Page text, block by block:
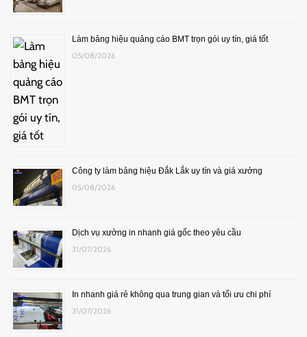
Làm bảng hiệu quảng cáo BMT trọn gói uy tín, giá tốt
05/08/2026
Công ty làm bảng hiệu Đắk Lắk uy tín và giá xưởng
05/08/2026
Dịch vụ xưởng in nhanh giá gốc theo yêu cầu
31/07/2026
In nhanh giá rẻ không qua trung gian và tối ưu chi phí
31/07/2026